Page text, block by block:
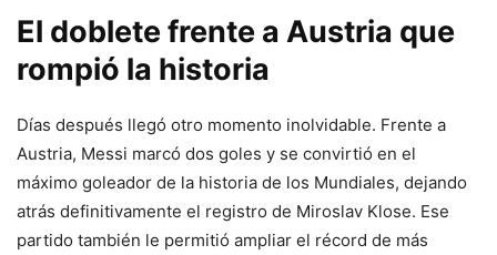
El doblete frente a Austria que
rompió la historia
Días después llegó otro momento inolvidable. Frente a
Austria, Messi marcó dos goles y se convirtió en el
máximo goleador de la historia de los Mundiales, dejando
atrás definitivamente el registro de Miroslav Klose. Ese
partido también le permitió ampliar el récord de más